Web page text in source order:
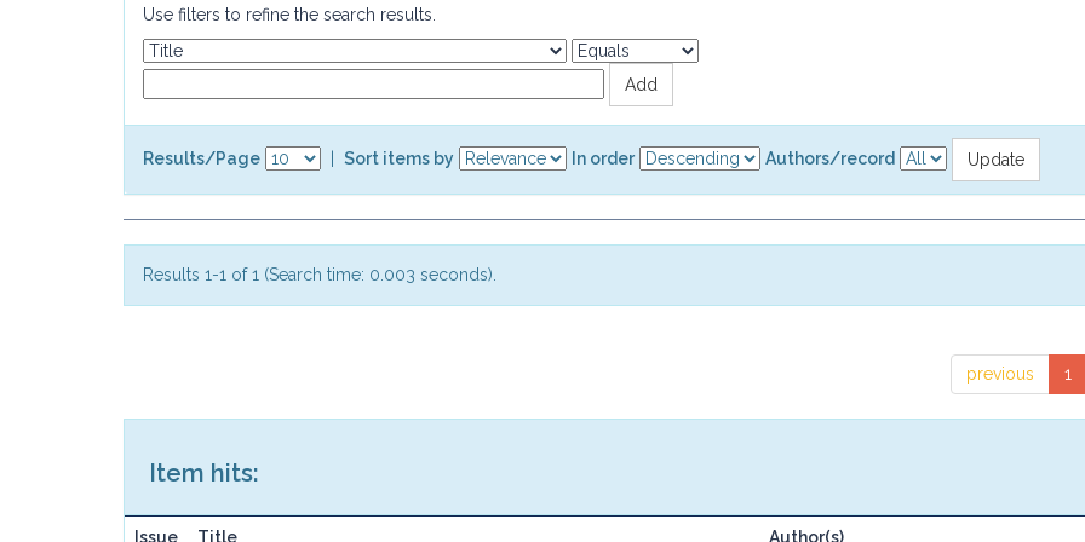
Use filters to refine the search results.
Results/Page Sort items by In order Authors/record
Results 1-1 of 1 (Search time: 0.003 seconds).
previous 1
Item hits:
Issue Title Author(s)